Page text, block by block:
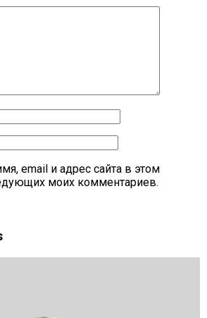
email и адрес сайта в этом
моих комментариев.